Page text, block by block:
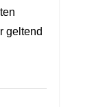
geltend